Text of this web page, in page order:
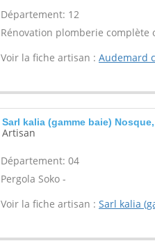
Département: 12
Rénovation plomberie complète
Voir la fiche artisan : Audemard
Sarl kalia (gamme baie)
Artisan
Département: 04
Pergola Soko -
Voir la fiche artisan : Sarl kalia